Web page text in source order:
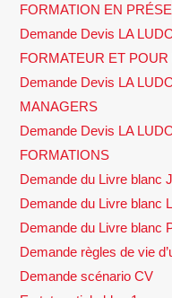
FORMATION EN
Demande Devis LA
FORMATEUR ET
Demande Devis LA
MANAGERS
Demande Devis LA
FORMATIONS
Demande du Livre blanc
Demande du Livre blanc
Demande du Livre blanc
Demande règles de vie
Demande scénario CV